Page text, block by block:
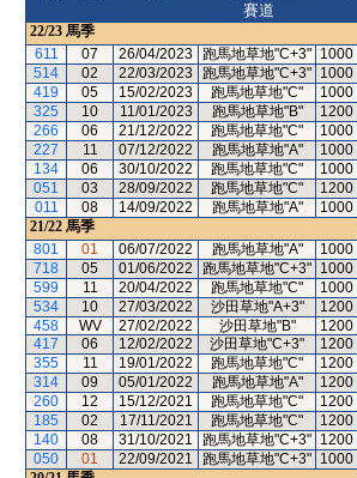
賽道
22/23 馬季
611
07 26/04/2023 跑馬地草地"C+3" 1000
514
02 22/03/2023 跑馬地草地"C+3" 1000
419
05 15/02/2023 跑馬地草地"C" 1000
325
10 11/01/2023 跑馬地草地"B" 1200
266
06 21/12/2022 跑馬地草地"C" 1000
227
11 07/12/2022 跑馬地草地"A" 1000
134
06 30/10/2022 跑馬地草地"C" 1000
051
03 28/09/2022 跑馬地草地"C" 1200
011
08 14/09/2022 跑馬地草地"A" 1000
21/22 馬季
801
01 06/07/2022 跑馬地草地"A" 1000
718
05 01/06/2022 跑馬地草地"C+3" 1000
599
11 20/04/2022 跑馬地草地"C" 1000
534
10 27/03/2022 沙田草地"A+3" 1200
458
WV 27/02/2022 沙田草地"B" 1200
417
06 12/02/2022 沙田草地"C+3" 1200
355
11 19/01/2022 跑馬地草地"C" 1200
314
09 05/01/2022 跑馬地草地"A" 1200
260
12 15/12/2021 跑馬地草地"C" 1200
185
02 17/11/2021 跑馬地草地"C" 1200
140
08 31/10/2021 跑馬地草地"C+3" 1200
050
01 22/09/2021 跑馬地草地"C+3" 1000